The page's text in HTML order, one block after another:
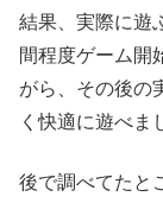
結果、実際に遊
間程度ゲーム開
がら、その後の
く快適に遊べま
後で調べてたと